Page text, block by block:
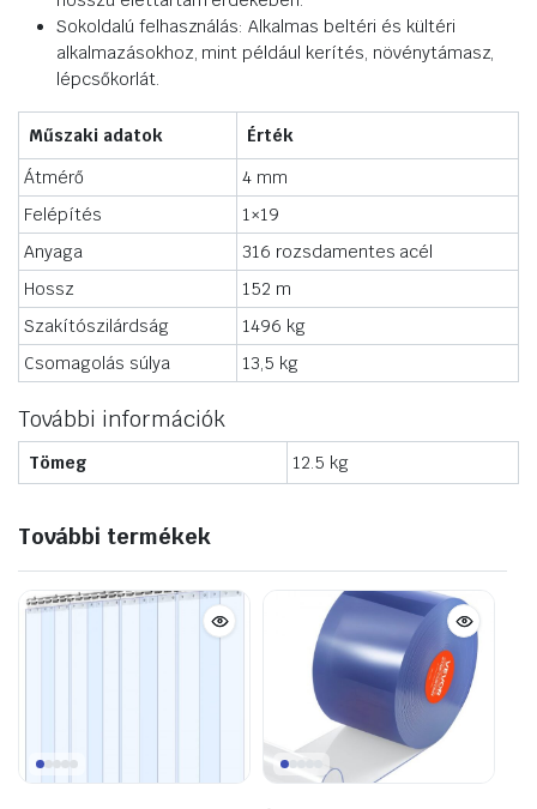
Sokoldalú felhasználás: Alkalmas beltéri és kültéri
alkalmazásokhoz, mint például kerítés, növénytámasz,
lépcsőkorlát.
Műszaki adatok
Érték
Átmérő
4 mm
Felépítés
1×19
Anyaga
316 rozsdamentes acél
Hossz
152 m
Szakítószilárdság
1496 kg
Csomagolás súlya
13,5 kg
További információk
Tömeg 12.5 kg
További termékek